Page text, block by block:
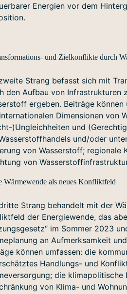
Energien vor dem
und Zielkonflikte durch
Strang befasst sich mit
den Aufbau von Infrastrukturen
ergeben. Beiträge
Dimensionen von
)Ungleichheiten und
und/oder
von Wasserstoff; regionale
von
Wärmewende als neues Konfliktfeld
Strang behandelt mit der
der Energiewende, das
im Sommer 2023
an Aufmerksamkeit
können umfassen: die
Handlungs- und
die klimapolitische
von Klima- und